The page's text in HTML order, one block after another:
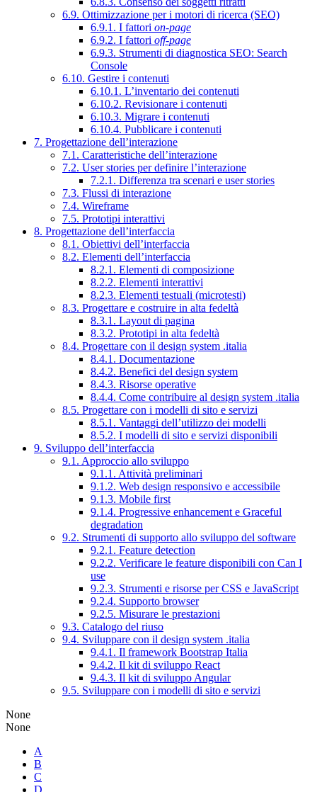
6.9. Ottimizzazione per i motori di ricerca (SEO)
6.9.1. I fattori on-page
6.9.2. I fattori off-page
6.9.3. Strumenti di diagnostica SEO: Search
Console
6.10. Gestire i contenuti
6.10.1. L’inventario dei contenuti
6.10.2. Revisionare i contenuti
6.10.3. Migrare i contenuti
6.10.4. Pubblicare i contenuti
7. Progettazione dell’interazione
7.1. Caratteristiche dell’interazione
7.2. User stories per definire l’interazione
7.2.1. Differenza tra scenari e user stories
7.3. Flussi di interazione
7.4. Wireframe
7.5. Prototipi interattivi
8. Progettazione dell’interfaccia
8.1. Obiettivi dell’interfaccia
8.2. Elementi dell’interfaccia
8.2.1. Elementi di composizione
8.2.2. Elementi interattivi
8.2.3. Elementi testuali (microtesti)
8.3. Progettare e costruire in alta fedeltà
8.3.1. Layout di pagina
8.3.2. Prototipi in alta fedeltà
8.4. Progettare con il design system .italia
8.4.1. Documentazione
8.4.2. Benefici del design system
8.4.3. Risorse operative
8.4.4. Come contribuire al design system .italia
8.5. Progettare con i modelli di sito e servizi
8.5.1. Vantaggi dell’utilizzo dei modelli
8.5.2. I modelli di sito e servizi disponibili
9. Sviluppo dell’interfaccia
9.1. Approccio allo sviluppo
9.1.1. Attività preliminari
9.1.2. Web design responsivo e accessibile
9.1.3. Mobile first
9.1.4. Progressive enhancement e Graceful
degradation
9.2. Strumenti di supporto allo sviluppo del software
9.2.1. Feature detection
9.2.2. Verificare le feature disponibili con Can I
use
9.2.3. Strumenti e risorse per CSS e JavaScript
9.2.4. Supporto browser
9.2.5. Misurare le prestazioni
9.3. Catalogo del riuso
9.4. Sviluppare con il design system .italia
9.4.1. Il framework Bootstrap Italia
9.4.2. Il kit di sviluppo React
9.4.3. Il kit di sviluppo Angular
9.5. Sviluppare con i modelli di sito e servizi
None
None
A
B
C
D